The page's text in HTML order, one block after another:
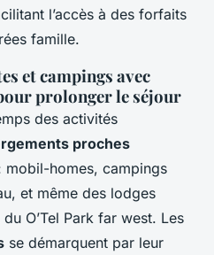
l’accès à des forfaits
famille.
et campings avec
prolonger le séjour
des activités
proches
mobil-homes, campings
et même des lodges
O’Tel Park far west. Les
se démarquent par leur